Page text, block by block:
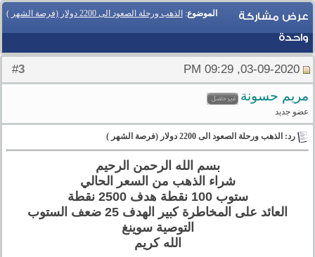
الموضوع: الذهب ورحلة الصعود الى 2200 دولار (فرصة الشهر )
عرض مشاركة
واحدة
3
مريم حسونة
عضو جديد
رد: الذهب ورحلة الصعود الى 2200 دولار (فرصة الشهر )
بسم الله الرحمن الرحيم
شراء الذهب من السعر الحالي
ستوب 100 نقطة هدف 2500 نقطة
العائد على المخاطرة كبير الهدف 25 ضعف الستوب
التوصية سوينغ
الله كريم